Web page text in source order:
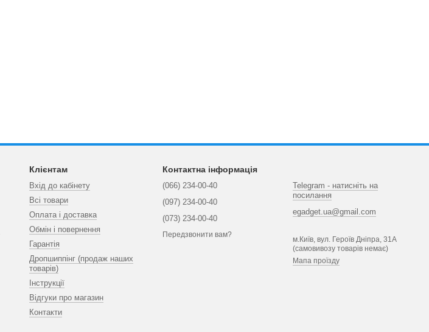
Клієнтам
Вхід до кабінету
Всі товари
Оплата і доставка
Обмін і повернення
Гарантія
Дропшиппінг (продаж наших
товарів)
Інструкції
Відгуки про магазин
Контакти
Контактна інформація
(066) 234-00-40
(097) 234-00-40
(073) 234-00-40
Передзвонити вам?
Telegram - натисніть на
посилання
egadget.ua@gmail.com
м.Київ, вул. Героїв Дніпра, 31А
(самовивозу товарів немає)
Мапа проїзду